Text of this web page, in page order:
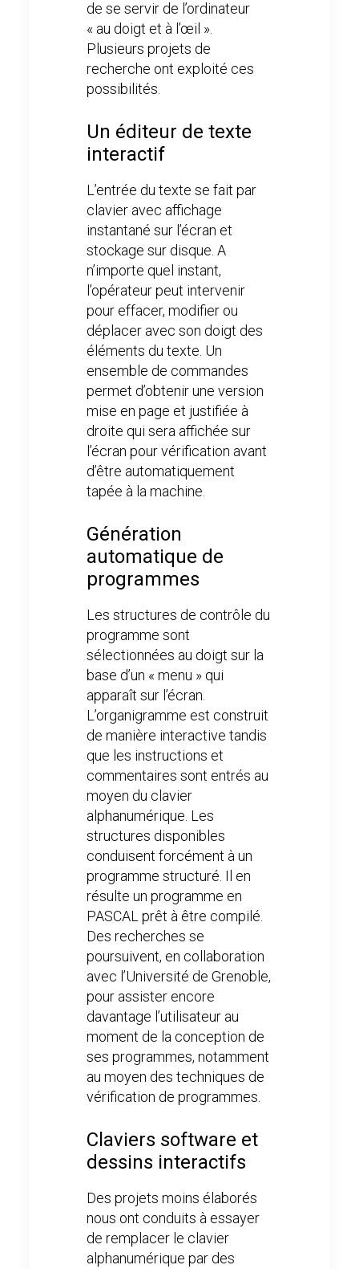
de se servir de l’ordinateur
« au doigt et à l’œil ».
Plusieurs projets de
recherche ont exploité ces
possibilités.
Un éditeur de texte
interactif
L’entrée du texte se fait par
clavier avec affichage
instantané sur l’écran et
stockage sur disque. A
n’importe quel instant,
l’opérateur peut intervenir
pour effacer, modifier ou
déplacer avec son doigt des
éléments du texte. Un
ensemble de commandes
permet d’obtenir une version
mise en page et justifiée à
droite qui sera affichée sur
l’écran pour vérification avant
d’être automatiquement
tapée à la machine.
Génération
automatique de
programmes
Les structures de contrôle du
programme sont
sélectionnées au doigt sur la
base d’un « menu » qui
apparaît sur l’écran.
L’organigramme est construit
de manière interactive tandis
que les instructions et
commentaires sont entrés au
moyen du clavier
alphanumérique. Les
structures disponibles
conduisent forcément à un
programme structuré. Il en
résulte un programme en
PASCAL prêt à être compilé.
Des recherches se
poursuivent, en collaboration
avec l’Université de Grenoble,
pour assister encore
davantage l’utilisateur au
moment de la conception de
ses programmes, notamment
au moyen des techniques de
vérification de programmes.
Claviers software et
dessins interactifs
Des projets moins élaborés
nous ont conduits à essayer
de remplacer le clavier
alphanumérique par des